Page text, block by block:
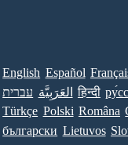
English Español
עברית العَرَبِيَّة हिन्दी
Türkçe Polski Româna
български Lietuvos